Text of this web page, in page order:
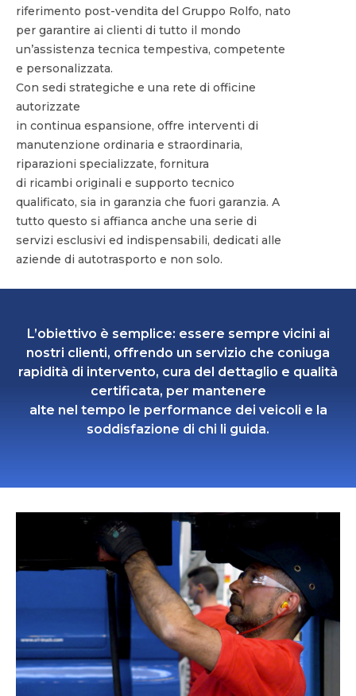
riferimento post-vendita del Gruppo Rolfo, nato
per garantire ai clienti di tutto il mondo
un’assistenza tecnica tempestiva, competente
e personalizzata.
Con sedi strategiche e una rete di officine
autorizzate
in continua espansione, offre interventi di
manutenzione ordinaria e straordinaria,
riparazioni specializzate, fornitura
di ricambi originali e supporto tecnico
qualificato, sia in garanzia che fuori garanzia. A
tutto questo si affianca anche una serie di
servizi esclusivi ed indispensabili, dedicati alle
aziende di autotrasporto e non solo.
L’obiettivo è semplice: essere sempre vicini ai
nostri clienti, offrendo un servizio che coniuga
rapidità di intervento, cura del dettaglio e qualità
certificata, per mantenere
alte nel tempo le performance dei veicoli e la
soddisfazione di chi li guida.